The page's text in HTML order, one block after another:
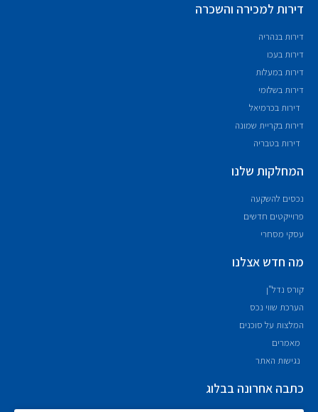
דירות למכירה והשכרה
דירות בנהריה
דירות בעכו
דירות במעלות
דירות בשלומי
דירות בכרמיאל
דירות בקריית שמונה
דירות בטבריה
המחלקות שלנו
נכסים להשקעה
פרוייקטים חדשים
עסקי מסחרי
מה חדש אצלנו
קורס נדל"ן
הערכת שווי נכס
המלצות על סוכנים
מאמרים
נגישות האתר
כתבה אחרונה בבלוג